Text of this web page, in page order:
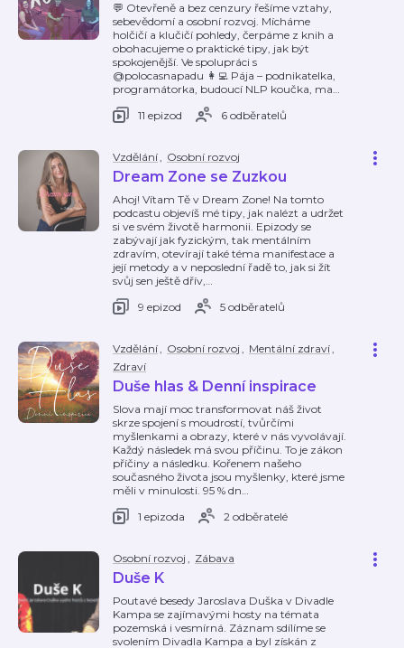
💬 Otevřeně a bez cenzury řešíme vztahy,
sebevědomí a osobní rozvoj. Mícháme
holčičí a klučičí pohledy, čerpáme z knih a
obohacujeme o praktické tipy, jak být
spokojenější. Ve spolupráci s
@polocasnapadu 👩‍💻 Pája – podnikatelka,
programátorka, budoucí NLP koučka, ma…
11 epizod
6 odběratelů
Vzdělání, Osobní rozvoj
Dream Zone se Zuzkou
Ahoj! Vítam Tě v Dream Zone! Na tomto
podcastu objevíš mé tipy, jak nalézt a udržet
si ve svém životě harmonii. Epizody se
zabývají jak fyzickým, tak mentálním
zdravím, otevírají také téma manifestace a
její metody a v neposlední řadě to, jak si žít
svůj sen ještě dřív,…
9 epizod
5 odběratelů
Vzdělání, Osobní rozvoj , Mentální zdraví,
Zdraví
Duše hlas & Denní inspirace
Slova mají moc transformovat náš život
skrze spojení s moudrostí, tvůrčími
myšlenkami a obrazy, které v nás vyvolávají.
Každý následek má svou příčinu. To je zákon
příčiny a následku. Kořenem našeho
současného života jsou myšlenky, které jsme
měli v minulosti. 95 % dn…
1 epizoda
2 odběratelé
Osobní rozvoj , Zábava
Duše K
Poutavé besedy Jaroslava Duška v Divadle
Kampa se zajímavými hosty na témata
pozemská i vesmírná. Záznam sdílíme se
svolením Divadla Kampa a byl získán z